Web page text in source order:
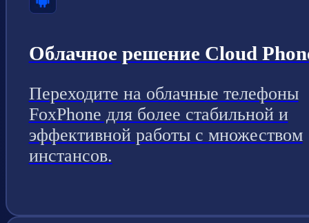
Облачное решение Cloud
Переходите на облачные телефоны
FoxPhone для более стабильной и
эффективной работы с множеством
инстансов.